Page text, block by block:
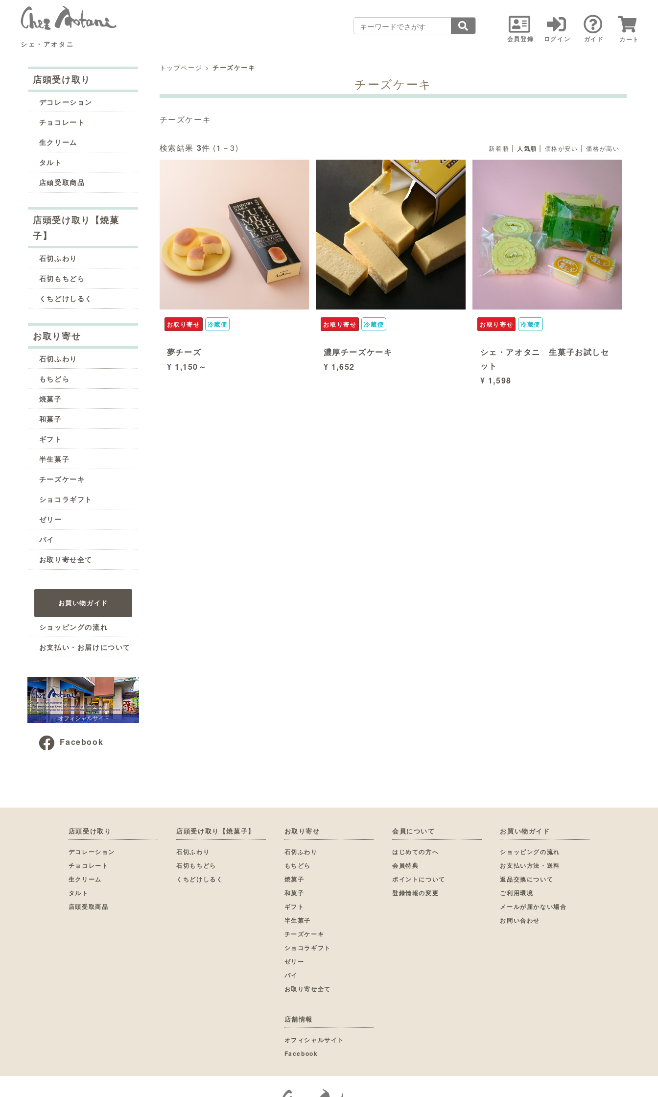
会員登録 ログイン ガイド カート
シェ・アオタニ
店頭受け取り
デコレーション
チョコレート
生クリーム
タルト
店頭受取商品
店頭受け取り【焼菓
子】
石切ふわり
石切もちどら
くちどけしるく
お取り寄せ
石切ふわり
もちどら
焼菓子
和菓子
ギフト
半生菓子
チーズケーキ
ショコラギフト
ゼリー
パイ
お取り寄せ全て
お買い物ガイド
ショッピングの流れ
お支払い・お届けについて
Facebook
トップページ > チーズケーキ
チーズケーキ
チーズケーキ
検索結果 3件 (1－3) 新着順 | 人気順 | 価格が安い |価格が高い
お取り寄せ 冷蔵便
夢チーズ
¥ 1,150～
お取り寄せ 冷蔵便
濃厚チーズケーキ
¥ 1,652
お取り寄せ 冷蔵便
シェ・アオタニ 生菓子お試しセ
ット
¥ 1,598
店頭受け取り
デコレーション
チョコレート
生クリーム
タルト
店頭受取商品
店頭受け取り【焼菓子】
石切ふわり
石切もちどら
くちどけしるく
お取り寄せ
石切ふわり
もちどら
焼菓子
和菓子
ギフト
半生菓子
チーズケーキ
ショコラギフト
ゼリー
パイ
お取り寄せ全て
会員について
はじめての方へ
会員特典
ポイントについて
登録情報の変更
お買い物ガイド
ショッピングの流れ
お支払い方法・送料
返品交換について
ご利用環境
メールが届かない場合
お問い合わせ
店舗情報
オフィシャルサイト
Facebook